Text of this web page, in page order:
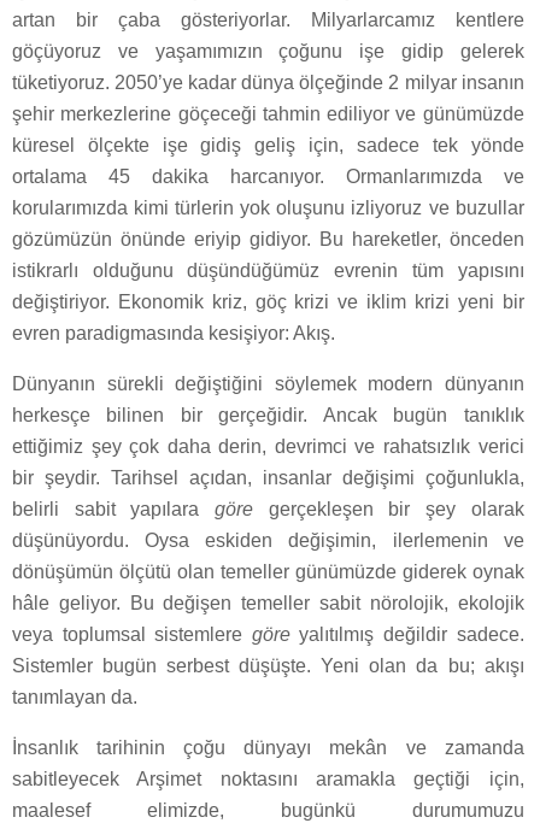
artan bir çaba gösteriyorlar. Milyarlarcamız kentlere
göçüyoruz ve yaşamımızın çoğunu işe gidip gelerek
tüketiyoruz. 2050’ye kadar dünya ölçeğinde 2 milyar insanın
şehir merkezlerine göçeceği tahmin ediliyor ve günümüzde
küresel ölçekte işe gidiş geliş için, sadece tek yönde
ortalama 45 dakika harcanıyor. Ormanlarımızda ve
korularımızda kimi türlerin yok oluşunu izliyoruz ve buzullar
gözümüzün önünde eriyip gidiyor. Bu hareketler, önceden
istikrarlı olduğunu düşündüğümüz evrenin tüm yapısını
değiştiriyor. Ekonomik kriz, göç krizi ve iklim krizi yeni bir
evren paradigmasında kesişiyor: Akış.
Dünyanın sürekli değiştiğini söylemek modern dünyanın
herkesçe bilinen bir gerçeğidir. Ancak bugün tanıklık
ettiğimiz şey çok daha derin, devrimci ve rahatsızlık verici
bir şeydir. Tarihsel açıdan, insanlar değişimi çoğunlukla,
belirli sabit yapılara göre gerçekleşen bir şey olarak
düşünüyordu. Oysa eskiden değişimin, ilerlemenin ve
dönüşümün ölçütü olan temeller günümüzde giderek oynak
hâle geliyor. Bu değişen temeller sabit nörolojik, ekolojik
veya toplumsal sistemlere göreyalıtılmış değildir sadece.
Sistemler bugün serbest düşüşte. Yeni olan da bu; akışı
tanımlayan da.
İnsanlık tarihinin çoğu dünyayı mekân ve zamanda
sabitleyecek Arşimet noktasını aramakla geçtiği için,
maalesef elimizde, bugünkü durumumuzu